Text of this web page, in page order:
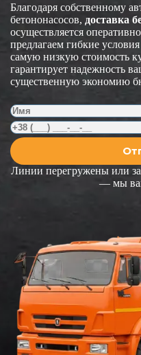
Благодаря собственному
бетононасосов, доставка
осуществляется
предлагаем гибкие
самую низкую стоимость
гарантирует надежность
существенную экономию
Линии перегружены или
— мы